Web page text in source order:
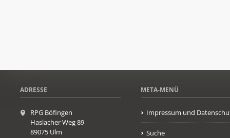
ADRESSE
RPG Böfingen
Haslacher Weg 89
89075 Ulm
META-MENÜ
Impressum und
Suche